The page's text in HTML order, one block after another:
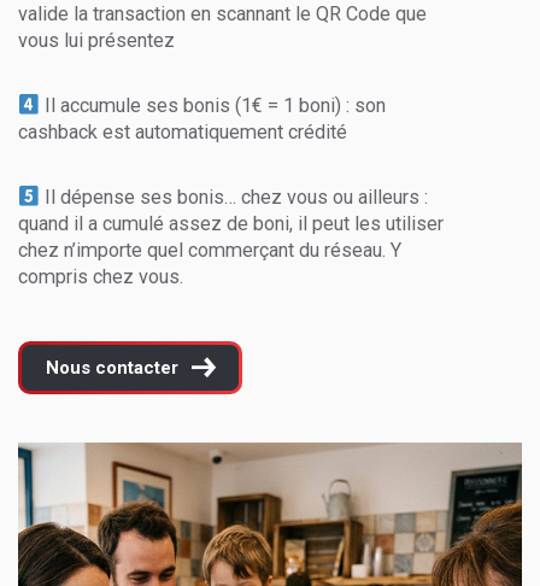
valide la transaction en scannant le QR Code que
vous lui présentez
Il accumule ses bonis (1€ = 1 boni) : son
cashback est automatiquement crédité
Il dépense ses bonis… chez vous ou ailleurs :
quand il a cumulé assez de boni, il peut les utiliser
chez n’importe quel commerçant du réseau. Y
compris chez vous.
Nous contacter